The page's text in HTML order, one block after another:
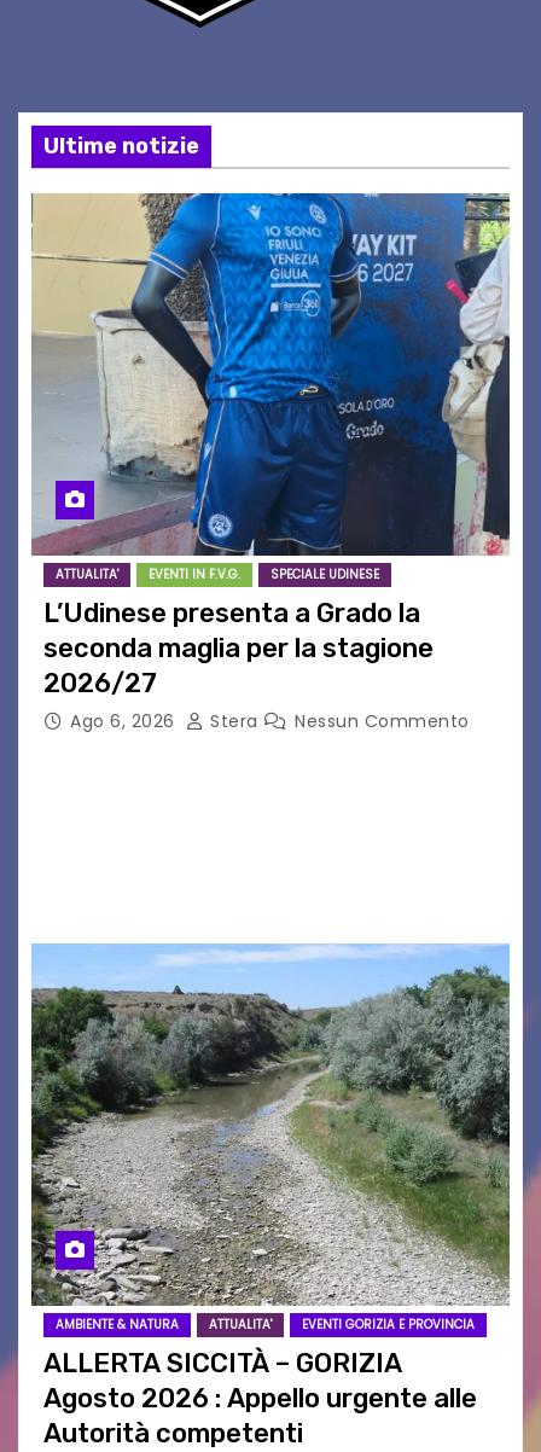
Ultime notizie
ATTUALITA' EVENTI IN F.V.G. SPECIALE UDINESE
L’Udinese presenta a Grado la
seconda maglia per la stagione
2026/27
Ago 6, 2026 Stera Nessun Commento
AMBIENTE & NATURA ATTUALITA' EVENTI GORIZIA E PROVINCIA
ALLERTA SICCITÀ – GORIZIA
Agosto 2026 : Appello urgente alle
Autorità competenti